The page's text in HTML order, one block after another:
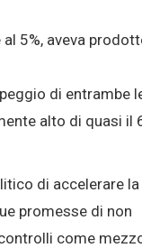
5%, aveva
di entrambe
alto di quasi il
di accelerare la
promesse di non
come